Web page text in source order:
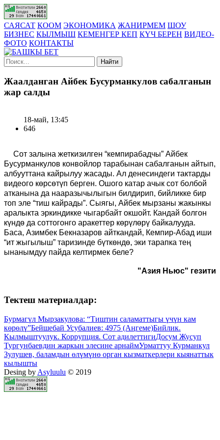
САЯСАТ КООМ ЭКОНОМИКА ЖАНИРМЕМ ШОУ
БИЗНЕС КЫЛМЫШ КЕМЕНГЕР КЕП КҮЧ БЕРЕН ВИДЕО-
ФОТО КОНТАКТЫ
Найти
Жаалданган Айбек Бусурманкулов сабалганын
жар салды
18-май, 13:45
646
Сот залына жеткизилген “кемпирабадчы” Айбек
Бусурманкулов конвойлор тарабынан сабалганын айтып,
албууттана кайрылуу жасады. Ал денесиндеги тактарды
видеого көрсөтүп берген. Ошого катар ачык сот болбой
атканына да нааразычылыгын билдирип, бийликке бир
топ эле “тиш кайрады”. Сыягы, Айбек мырзаны жакынкы
аралыкта эркиндикке чыгарбайт окшойт. Кандай болгон
күндө да соттогонго аракеттер көрүлөрү байкалууда.
Баса, Азимбек Бекназаров айткандай, Кемпир-Абад иши
“ит жыгылыш” таризинде бүткөндө, эки тарапка тең
ынанымдуу пайда келтирмек беле?
"Азия Ньюс" гезити
Тектеш материалдар:
Бурмагүл Мырзакулова: “Тиштин саламаттыгы үчүн кам
көрөлү”Бейшебай Усубалиев: 4975 (Аңгеме)Бийлик.
Кылмыштуулук. Коррупция. Сот адилеттигиДосум Жусуп
Тургунбаевдин жаркын элесине арнаймУрматтуу Курманкул
Зулушев, баламдын өлүмүнө орган кызматкерлери кыянаттык
кылышты
Desing by Asyluulu © 2019